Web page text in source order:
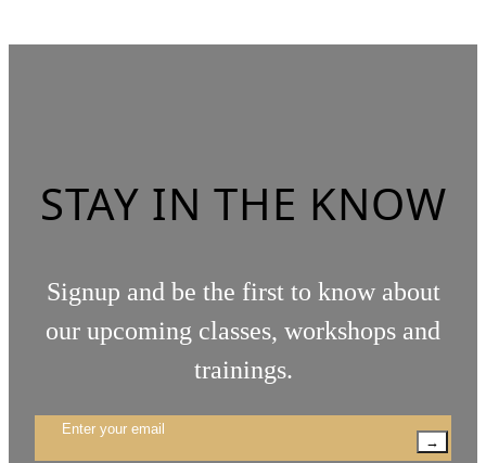
STAY IN THE KNOW
Signup and be the first to know about
our upcoming classes, workshops and
trainings.
→